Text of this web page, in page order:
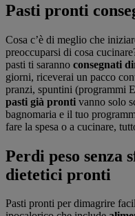
Pasti pronti
Cosa c’è di meglio che
preoccuparsi di cosa
pasti ti saranno consegnati
giorni, riceverai un pacco
pranzi, spuntini (programmi
pasti già pronti vanno solo
bagnomaria e il tuo
fare la spesa o a cucinare,
Perdi peso senza
dietetici pronti
Pasti pronti per dimagrire